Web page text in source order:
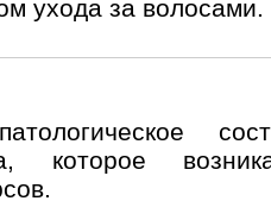
ухода за волосами.
которое